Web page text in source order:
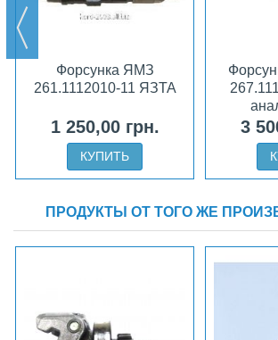
Форсунка ЯМЗ
261.1112010-11 ЯЗТА
1 250,00 грн.
КУПИТЬ
3
ПРОДУКТЫ ОТ ТОГО ЖЕ